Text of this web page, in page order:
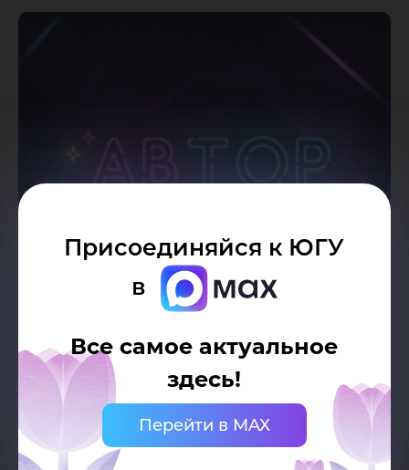
Присоединяйся к ЮГУ
в
Все самое актуальное
здесь!
Перейти в MAX
Дата публикации: 05.04.2021